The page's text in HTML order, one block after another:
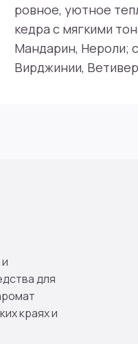
ровное, уютное
кедра с мягкими
Мандарин, Нероли;
Вирджинии,
для
краях и